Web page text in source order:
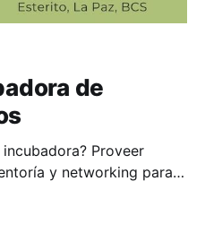
de
Proveer
y networking para
actúen en las tres